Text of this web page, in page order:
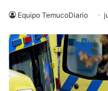
Equipo TemucoDiario